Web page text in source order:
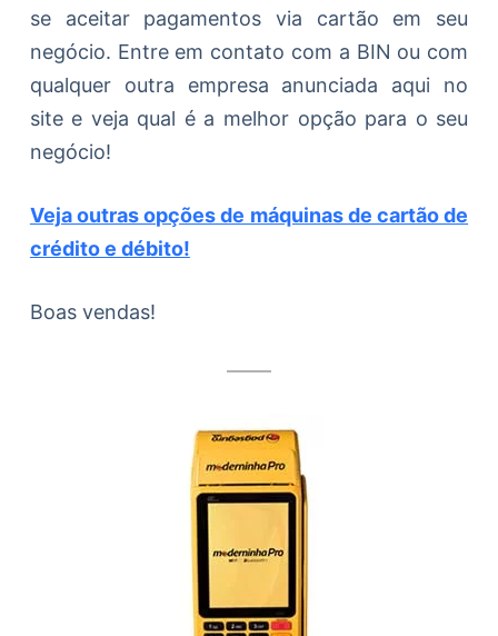
se aceitar pagamentos via cartão em seu
negócio. Entre em contato com a BIN ou com
qualquer outra empresa anunciada aqui no
site e veja qual é a melhor opção para o seu
negócio!
Veja outras opções de máquinas de cartão de
crédito e débito!
Boas vendas!